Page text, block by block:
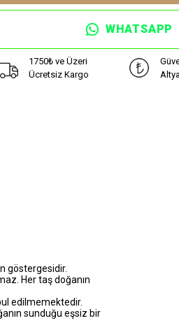
WHATSAPP
1750₺ ve Üzeri
Ücretsiz Kargo
göstergesidir.
Her taş doğanın
edilmemektedir.
sunduğu eşsiz bir